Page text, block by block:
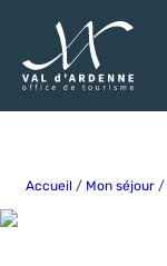
Accueil / Mon séjour /